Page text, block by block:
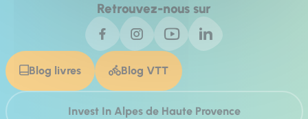
Retrouvez-nous sur
Blog livres Blog VTT
Invest In Alpes de Haute Provence